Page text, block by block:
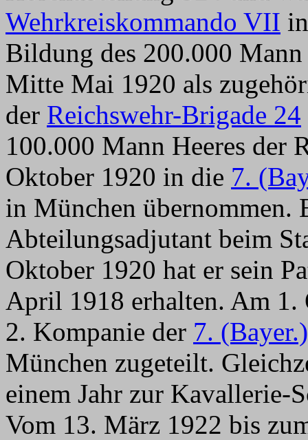
Wehrkreiskommando VII
Bildung des 200.000
Mitte Mai 1920 als
der Reichswehr-Brigade 24
100.000 Mann Heeres der
Oktober 1920 in die 7.
in München übernommen.
Abteilungsadjutant beim
Oktober 1920 hat er sein
April 1918 erhalten. Am 1.
2. Kompanie der 7.
München zugeteilt.
einem Jahr zur Kavallerie-
Vom 13. März 1922 bis